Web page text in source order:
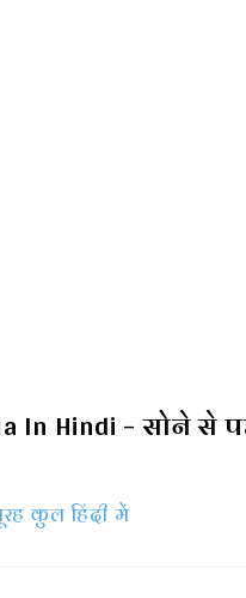
In Hindi – सोने
कुल हिंदी में